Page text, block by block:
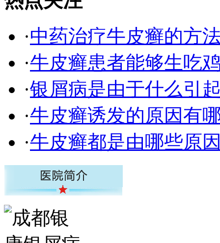
·中药治疗牛皮癣的方
·牛皮癣患者能够生吃
·银屑病是由于什么引
·牛皮癣诱发的原因有
·牛皮癣都是由哪些原